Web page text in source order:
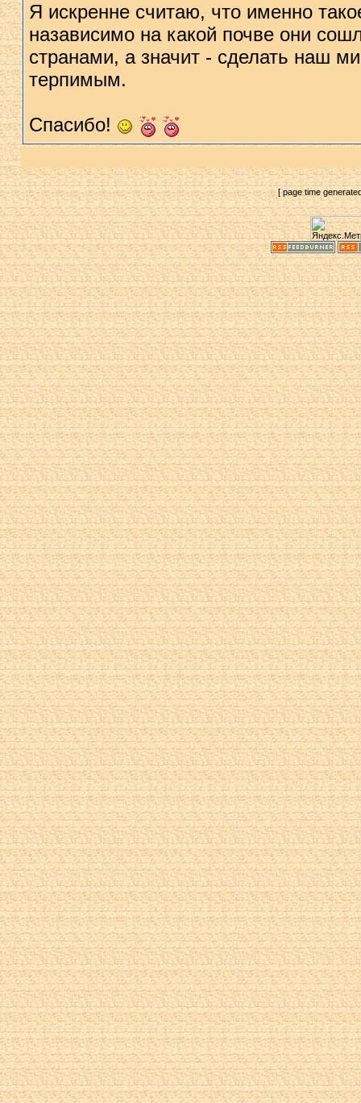
Я искренне считаю, что именно
назависимо на какой почве они
странами, а значит - сделать наш
терпимым.
Спасибо!
[ page time